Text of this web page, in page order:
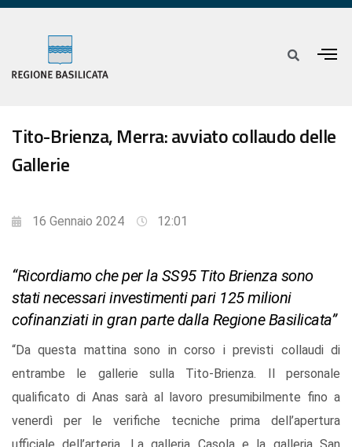
Tito-Brienza, Merra: avviato collaudo delle
Gallerie
16 Gennaio 2024 12:01
“Ricordiamo che per la SS95 Tito Brienza sono
stati necessari investimenti pari 125 milioni
cofinanziati in gran parte dalla Regione Basilicata”
“Da questa mattina sono in corso i previsti collaudi di
entrambe le gallerie sulla Tito-Brienza. Il personale
qualificato di Anas sarà al lavoro presumibilmente fino a
venerdì per le verifiche tecniche prima dell’apertura